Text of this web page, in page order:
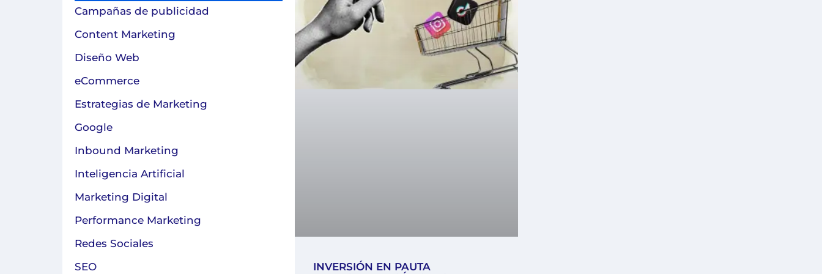
Campañas de publicidad
Content Marketing
Diseño Web
eCommerce
Estrategias de Marketing
Google
Inbound Marketing
Inteligencia Artificial
Marketing Digital
Performance Marketing
Redes Sociales
SEO
INVERSIÓN EN PAUTA